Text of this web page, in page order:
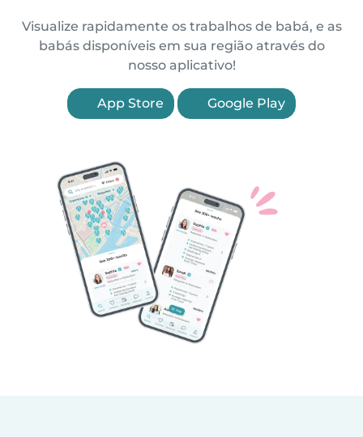
Visualize rapidamente os trabalhos de babá, e as
babás disponíveis em sua região através do
nosso aplicativo!
App Store Google Play